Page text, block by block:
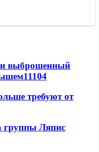
выброшенный
11104
требуют от
группы Ляпис